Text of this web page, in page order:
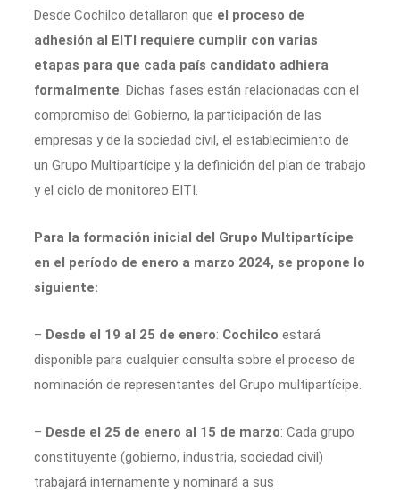
Desde Cochilco detallaron que el proceso de
adhesión al EITI requiere cumplir con varias
etapas para que cada país candidato adhiera
formalmente. Dichas fases están relacionadas con el
compromiso del Gobierno, la participación de las
empresas y de la sociedad civil, el establecimiento de
un Grupo Multipartícipe y la definición del plan de trabajo
y el ciclo de monitoreo EITI.
Para la formación inicial del Grupo Multipartícipe
en el período de enero a marzo 2024, se propone lo
siguiente:
– Desde el 19 al 25 de enero: Cochilco estará
disponible para cualquier consulta sobre el proceso de
nominación de representantes del Grupo multipartícipe.
– Desde el 25 de enero al 15 de marzo: Cada grupo
constituyente (gobierno, industria, sociedad civil)
trabajará internamente y nominará a sus